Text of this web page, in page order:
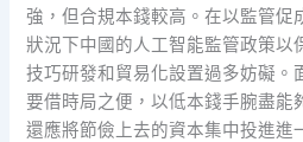
強，但合規本錢較高。在以監管促
狀況下中國的人工智能監管政策以
技巧研發和貿易化設置過多妨礙。
要借時局之便，以低本錢手腕盡能
還應將節儉上去的資本集中投進進